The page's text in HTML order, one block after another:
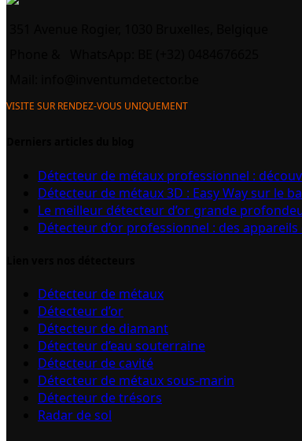
VISITE SUR RENDEZ-VOUS UNIQUEMENT
Détecteur de métaux professionnel :
Détecteur de métaux 3D : Easy Way sur le
Le meilleur détecteur d’or grande
Détecteur d’or professionnel : des
Détecteur de métaux
Détecteur d’or
Détecteur de diamant
Détecteur d’eau souterraine
Détecteur de cavité
Détecteur de métaux sous-marin
Détecteur de trésors
Radar de sol